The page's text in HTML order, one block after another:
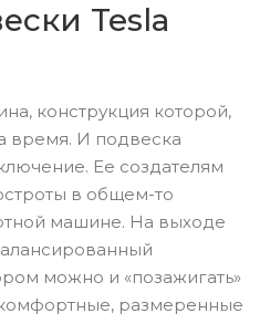
Tesla
конструкция которой,
время. И подвеска
Ее создателям
в общем-то
машине. На выходе
можно и «позажигать»
размеренные